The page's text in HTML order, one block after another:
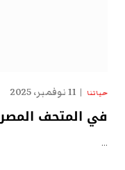
حياتنا 11 نوفمبر، 2025
في المتحف
…